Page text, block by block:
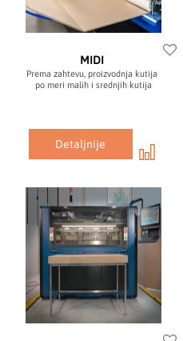
MIDI
Prema zahtevu, proizvodnja kutija
po meri malih i srednjih kutija
Detaljnije